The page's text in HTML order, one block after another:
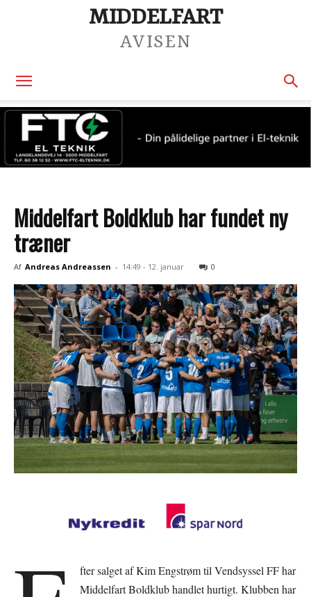
MIDDELFART
AVISEN
Middelfart Boldklub har fundet ny
træner
Af Andreas Andreassen - 14:49 - 12. januar 0
fter salget af Kim Engstrøm til Vendsyssel FF har
Middelfart Boldklub handlet hurtigt. Klubben har